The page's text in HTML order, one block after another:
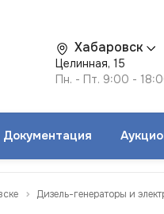
Хабаровск
Целинная, 15
Пн. - Пт. 9:00 -
Документация
Дизель-генераторы и